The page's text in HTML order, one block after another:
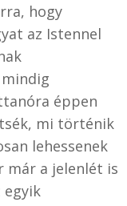
hogy
az Istennel
éppen
mi történik
lehessenek
már a jelenlét is
egyik